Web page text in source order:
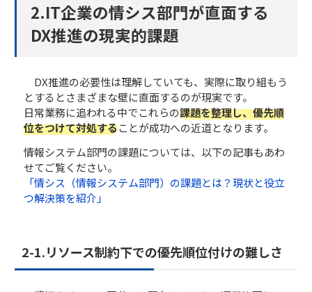
2.IT企業の情シス部門が直面する
DX推進の現実的課題​
DX推進の必要性は理解していても、実際に取り組もう
とするとさまざまな壁に直面するのが現実です。
日常業務に追われる中でこれらの課題を整理し、優先順
位をつけて対処することが成功への近道となります。
情報システム部門の課題については、以下の記事もあわ
せてご覧ください。
「情シス（情報システム部門）の課題とは？現状と役立
つ解決策を紹介」
2-1.​​​​リソース制約下での優先順位付けの難しさ